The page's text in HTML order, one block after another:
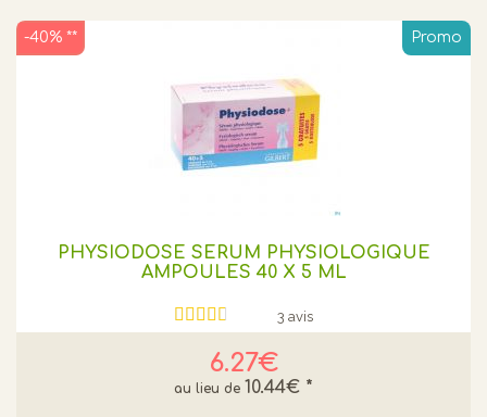
Promo
PHYSIODOSE SERUM PHYSIOLOGIQUE
AMPOULES 40 X 5 ML
3 avis
6.27€
10.44€ *
-40% **